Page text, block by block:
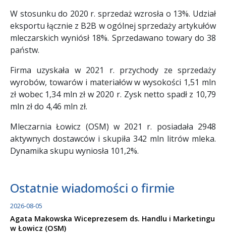
W stosunku do 2020 r. sprzedaż wzrosła o 13%. Udział
eksportu łącznie z B2B w ogólnej sprzedaży artykułów
mleczarskich wyniósł 18%. Sprzedawano towary do 38
państw.
Firma uzyskała w 2021 r. przychody ze sprzedaży
wyrobów, towarów i materiałów w wysokości 1,51 mln
zł wobec 1,34 mln zł w 2020 r. Zysk netto spadł z 10,79
mln zł do 4,46 mln zł.
Mleczarnia Łowicz (OSM) w 2021 r. posiadała 2948
aktywnych dostawców i skupiła 342 mln litrów mleka.
Dynamika skupu wyniosła 101,2%.
Ostatnie wiadomości o firmie
2026-08-05
Agata Makowska Wiceprezesem ds. Handlu i Marketingu
w Łowicz (OSM)